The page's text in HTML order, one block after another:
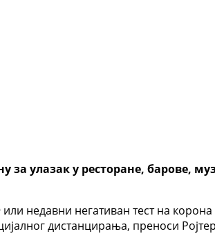
за улазак у ресторане, барове,
недавни негативан тест на
дистанцирања, преноси